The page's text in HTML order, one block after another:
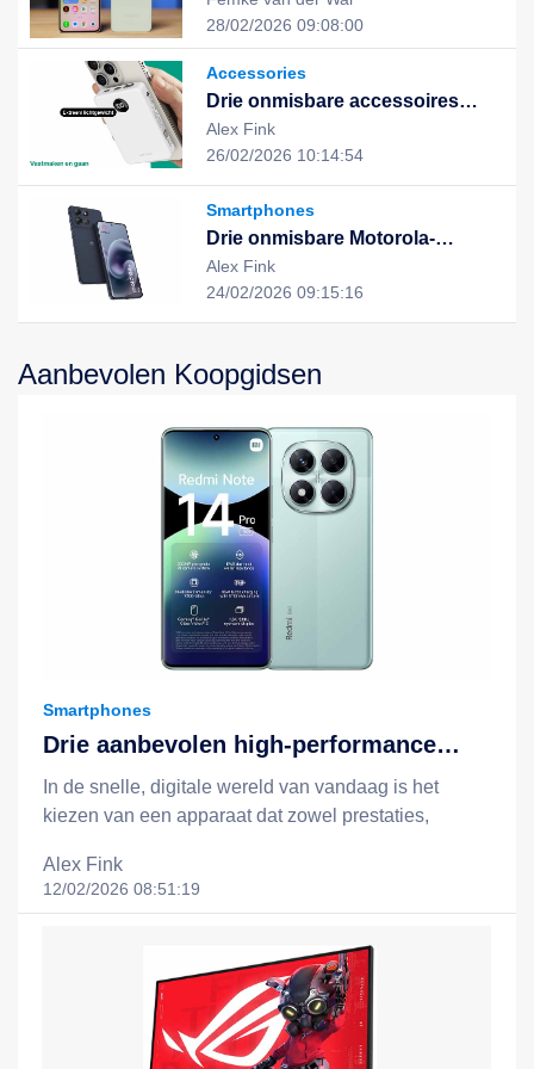
uitstekende prestaties en stijlvol
28/02/2026 09:08:00
Accessories
Drie onmisbare accessoires
voor een slimme, duurzame en
geïntegreerde digitale ervaring
Alex Fink
26/02/2026 10:14:54
Smartphones
Drie onmisbare Motorola-
apparaten voor een slimme,
efficiënte en duurzame digitale
Alex Fink
24/02/2026 09:15:16
Aanbevolen Koopgidsen
Smartphones
Drie aanbevolen high-performance
apparaten: Redmi Note 14, Redmi
Note 14 Pro 5G en het Xiaomi 15T +
Redmi Pad 2-combinatie
In de snelle, digitale wereld van vandaag is het
kiezen van een apparaat dat zowel prestaties,
prijs biedt, essentieel voor een efficiëntere en
gelukkigere levensstijl. Xiaomi staat bekend om zijn
middel van slimme, kostenefficiënte innovaties breidt
het technologie uit tot het dagelijks leven van
mensen uit alle lagen van de samenleving. In dit
artikel nemen we drie opvallende apparaten onder
Alex Fink
12/02/2026 08:51:19